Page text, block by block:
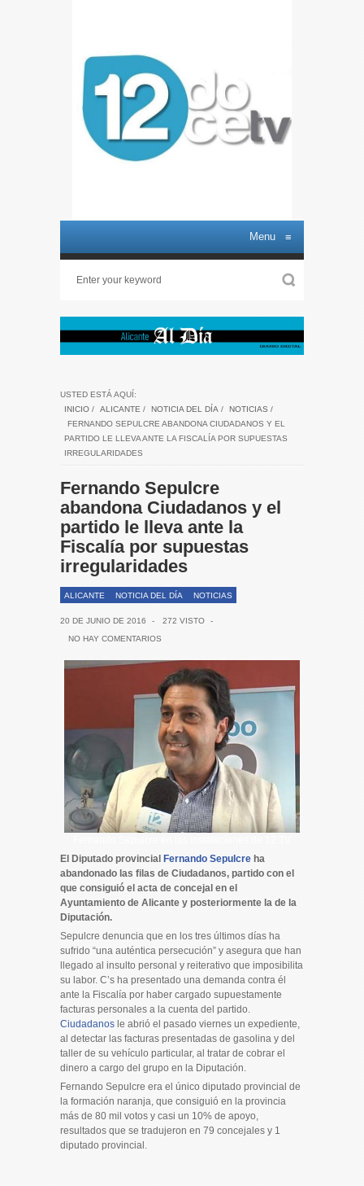
Menu ≡
USTED ESTÁ AQUÍ:
INICIO / ALICANTE / NOTICIA DEL DÍA / NOTICIAS /
FERNANDO SEPULCRE ABANDONA CIUDADANOS Y EL
PARTIDO LE LLEVA ANTE LA FISCALÍA POR SUPUESTAS
IRREGULARIDADES
Fernando Sepulcre
abandona Ciudadanos y el
partido le lleva ante la
Fiscalía por supuestas
irregularidades
ALICANTE NOTICIA DEL DÍA NOTICIAS
20 DE JUNIO DE 2016 - 272 VISTO
-
NO HAY COMENTARIOS
El Diputado provincial Fernando Sepulcre ha
abandonado las filas de Ciudadanos, partido con el
que consiguió el acta de concejal en el
Ayuntamiento de Alicante y posteriormente la de la
Diputación.
Sepulcre denuncia que en los tres últimos días ha
sufrido “una auténtica persecución” y asegura que han
llegado al insulto personal y reiterativo que imposibilita
su labor. C’s ha presentado una demanda contra él
ante la Fiscalía por haber cargado supuestamente
facturas personales a la cuenta del partido.
Ciudadanos le abrió el pasado viernes un expediente,
al detectar las facturas presentadas de gasolina y del
taller de su vehículo particular, al tratar de cobrar el
dinero a cargo del grupo en la Diputación.
Fernando Sepulcre era el único diputado provincial de
la formación naranja, que consiguió en la provincia
más de 80 mil votos y casi un 10% de apoyo,
resultados que se tradujeron en 79 concejales y 1
diputado provincial.